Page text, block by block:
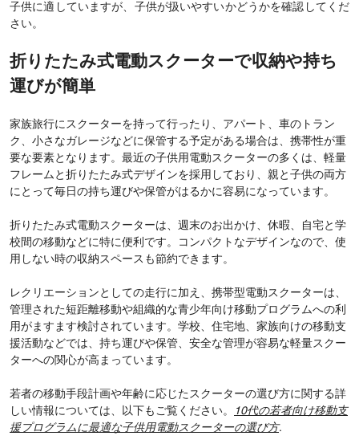
子供に適していますが、子供が扱いやすいかどうかを確認してくだ
さい。
折りたたみ式電動スクーターで収納や持ち
運びが簡単
家族旅行にスクーターを持って行ったり、アパート、車のトラン
ク、小さなガレージなどに保管する予定がある場合は、携帯性が重
要な要素となります。最近の子供用電動スクーターの多くは、軽量
フレームと折りたたみ式デザインを採用しており、親と子供の両方
にとって毎日の持ち運びや保管がはるかに容易になっています。
折りたたみ式電動スクーターは、週末のお出かけ、休暇、自宅と学
校間の移動などに特に便利です。コンパクトなデザインなので、使
用しない時の収納スペースも節約できます。
レクリエーションとしての走行に加え、携帯型電動スクーターは、
管理された短距離移動や組織的な青少年向け移動プログラムへの利
用がますます検討されています。学校、住宅地、家族向けの移動支
援活動などでは、持ち運びや保管、安全な管理が容易な軽量スクー
ターへの関心が高まっています。
若者の移動手段計画や年齢に応じたスクーターの選び方に関する詳
しい情報については、以下もご覧ください。
10代の若者向け移動支
援プログラムに最適な子供用電動スクーターの選び方.